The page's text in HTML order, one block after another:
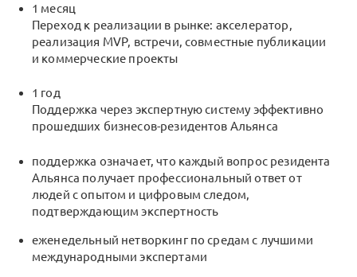
1 месяц
Переход к реализации в рынке: акселератор,
реализация MVP, встречи, совместные публикации
и коммерческие проекты
1 год
Поддержка через экспертную систему эффективно
прошедших бизнесов-резидентов Альянса
поддержка означает, что каждый вопрос резидента
Альянса получает профессиональный ответ от
людей с опытом и цифровым следом,
подтверждающим экспертность
еженедельный нетворкинг по средам с лучшими
международными экспертами